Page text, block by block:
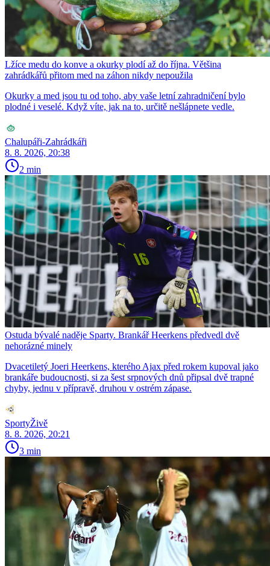
Lžíce medu do konve a okurky plodí až do října. Většina
zahrádkářů přitom med na záhon nikdy nepoužila
Okurky a med jsou tu od toho, aby vaše letní zahradničení bylo
plodné i veselé. Když víte, jak na to, určitě nešlápnete vedle.
Chalupáři-Zahrádkáři
8. 8. 2026, 20:38
2 min
Ostuda bývalé naděje Sparty. Brankář Heerkens předvedl dvě
nehorázné minely
Dvacetiletý Joeri Heerkens, kterého Ajax před rokem kupoval jako
brankáře budoucnosti, si za šest srpnových dnů připsal dvě trapné
chyby, jednu v přípravě, druhou v ostrém zápase.
SportyŽivě
8. 8. 2026, 20:21
3 min